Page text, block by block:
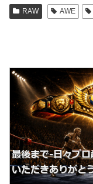
RAW AWE